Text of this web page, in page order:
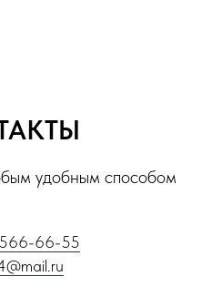
удобным способом
66-55